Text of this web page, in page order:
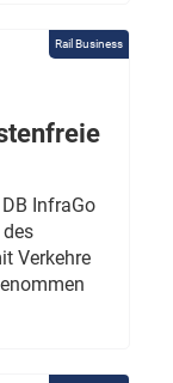
Rail Business
InfraGo
Verkehre